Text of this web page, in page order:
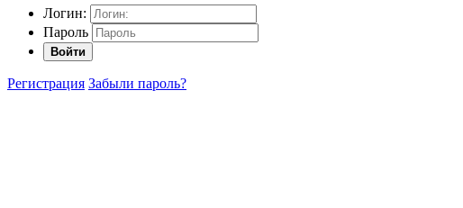
Логин:
Пароль
Войти
Регистрация Забыли пароль?